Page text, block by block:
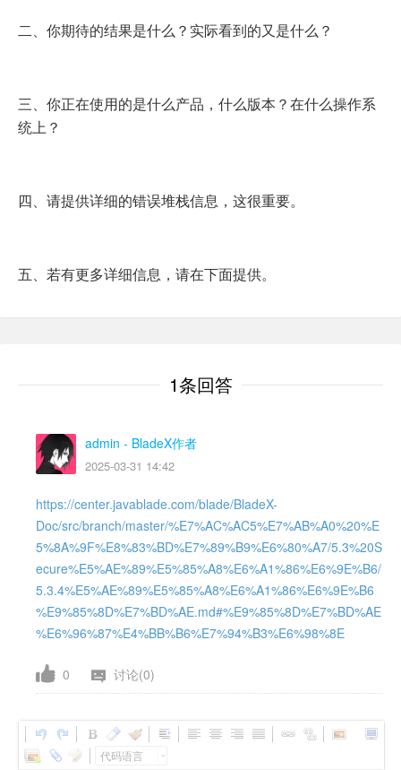
二、你期待的结果是什么？实际看到的又是什么？
三、你正在使用的是什么产品，什么版本？在什么操作系
统上？
四、请提供详细的错误堆栈信息，这很重要。
五、若有更多详细信息，请在下面提供。
1条回答
admin - BladeX作者
2025-03-31 14:42
https://center.javablade.com/blade/BladeX-
Doc/src/branch/master/%E7%AC%AC5%E7%AB%A0%20%E
5%8A%9F%E8%83%BD%E7%89%B9%E6%80%A7/5.3%20S
ecure%E5%AE%89%E5%85%A8%E6%A1%86%E6%9E%B6/
5.3.4%E5%AE%89%E5%85%A8%E6%A1%86%E6%9E%B6
%E9%85%8D%E7%BD%AE.md#%E9%85%8D%E7%BD%AE
%E6%96%87%E4%BB%B6%E7%94%B3%E6%98%8E
0 讨论(0)
代码语言